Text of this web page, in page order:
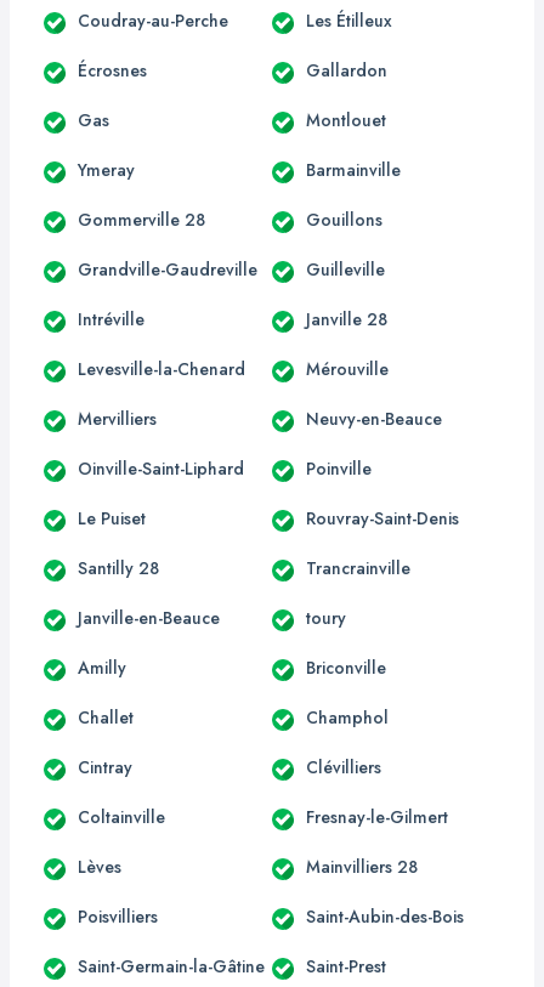
Coudray-au-Perche Les Étilleux
Écrosnes Gallardon
Gas Montlouet
Ymeray Barmainville
Gommerville 28 Gouillons
Grandville-Gaudreville Guilleville
Intréville Janville 28
Levesville-la-Chenard Mérouville
Mervilliers Neuvy-en-Beauce
Oinville-Saint-Liphard Poinville
Le Puiset Rouvray-Saint-Denis
Santilly 28 Trancrainville
Janville-en-Beauce toury
Amilly Briconville
Challet Champhol
Cintray Clévilliers
Coltainville Fresnay-le-Gilmert
Lèves Mainvilliers 28
Poisvilliers Saint-Aubin-des-Bois
Saint-Germain-la-Gâtine Saint-Prest